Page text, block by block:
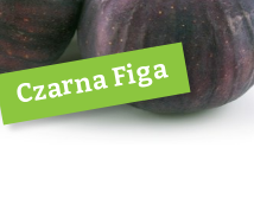
Czarna Figa